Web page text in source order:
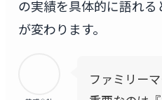
の実績を具体的に語れ
が変わります。
ファミリー